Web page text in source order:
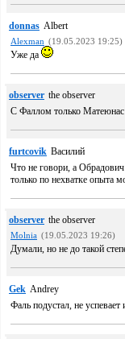
donnas Albert
Alexman (19.05.2023 19:25)
Уже да
observer the observer
С Фаллом только Матеюнас
furtcovik Василий
Что не говори, а
только по нехватке опыта
observer the observer
Molnia (19.05.2023 19:26)
Думали, но не до такой
Gek Andrey
Фаль подустал, не успевает